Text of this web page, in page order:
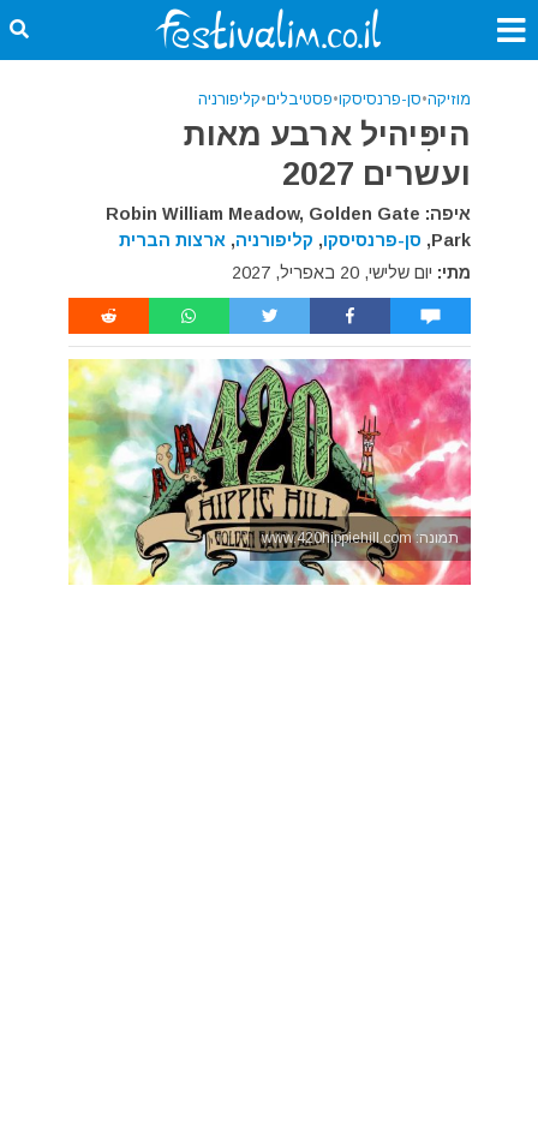
מוזיקה•סן-פרנסיסקו•פסטיבלים•קליפורניה
היפִּיהיל ארבע מאות
ועשרים 2027
איפה: Robin William Meadow, Golden Gate
Park,
סן-פרנסיסקו, קליפורניה, ארצות הברית
מתי: יום שלישי, 20 באפריל, 2027
תמונה: www.420hippiehill.com